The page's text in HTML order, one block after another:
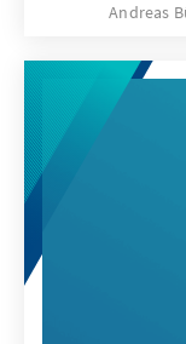
Andreas